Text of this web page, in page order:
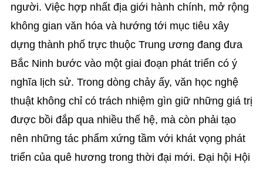
người. Việc hợp nhất địa giới hành chính, mở rộng
không gian văn hóa và hướng tới mục tiêu xây
dựng thành phố trực thuộc Trung ương đang đưa
Bắc Ninh bước vào một giai đoạn phát triển có ý
nghĩa lịch sử. Trong dòng chảy ấy, văn học nghệ
thuật không chỉ có trách nhiệm gìn giữ những giá trị
được bồi đắp qua nhiều thế hệ, mà còn phải tạo
nên những tác phẩm xứng tầm với khát vọng phát
triển của quê hương trong thời đại mới. Đại hội Hội